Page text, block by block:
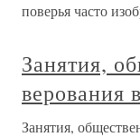
поверья часто
Занятия,
верования
Занятия,